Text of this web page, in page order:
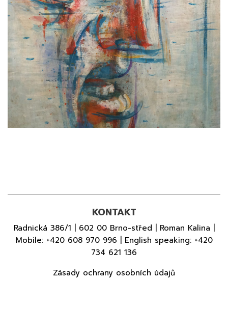
KONTAKT
Radnická 386/1 | 602 00 Brno-střed | Roman Kalina |
Mobile: +420 608 970 996 | English speaking: +420
734 621 136
Zásady ochrany osobních údajů